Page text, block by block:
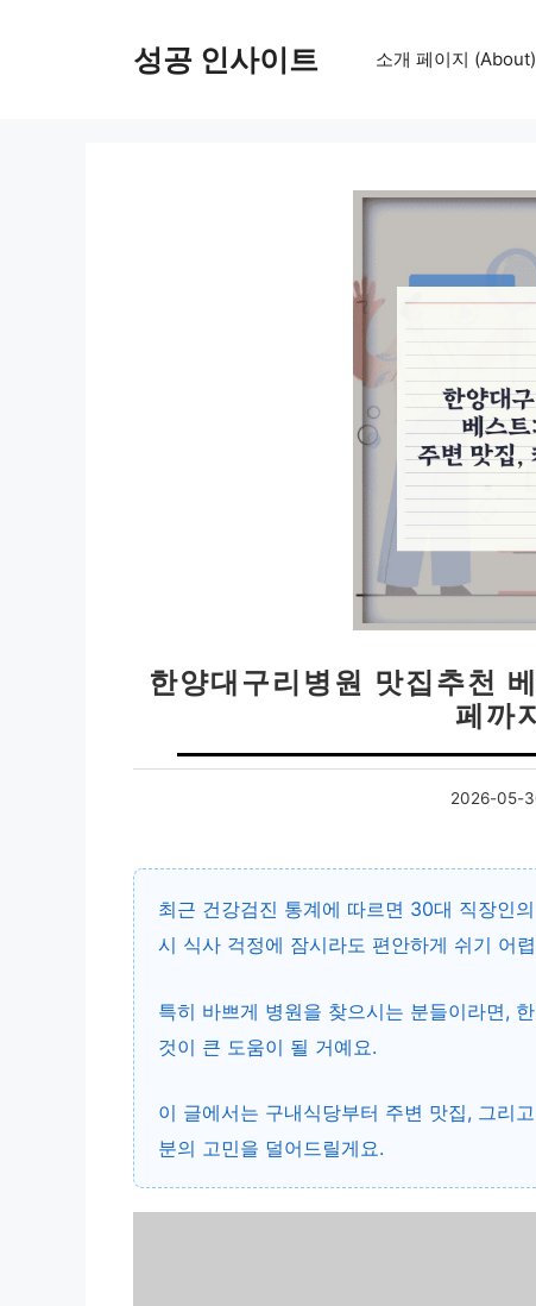
성공 인사이트 소개 페이지 (About)
한양대구리병원 맛집추천
페까
2026-05-
최근 건강검진 통계에 따르면 30대 직장인
시 식사 걱정에 잠시라도 편안하게 쉬기 어
특히 바쁘게 병원을 찾으시는 분들이라면,
것이 큰 도움이 될 거예요.
이 글에서는 구내식당부터 주변 맛집, 그리
분의 고민을 덜어드릴게요.